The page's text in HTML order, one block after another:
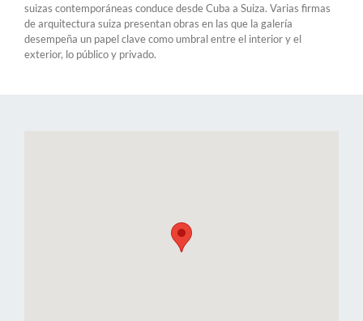
suizas contemporáneas conduce desde Cuba a Suiza. Varias firmas
de arquitectura suiza presentan obras en las que la galería
desempeña un papel clave como umbral entre el interior y el
exterior, lo público y privado.